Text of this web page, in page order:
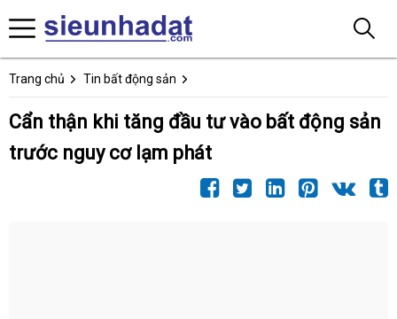
Trang chủ Tin bất động sản
Cẩn thận khi tăng đầu tư vào bất động sản
trước nguy cơ lạm phát